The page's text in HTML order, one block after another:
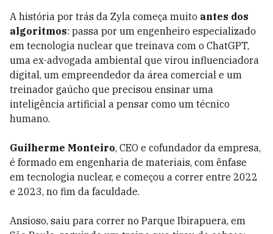
A história por trás da Zyla começa muito antes dos
algoritmos: passa por um engenheiro especializado
em tecnologia nuclear que treinava com o ChatGPT,
uma ex-advogada ambiental que virou influenciadora
digital, um empreendedor da área comercial e um
treinador gaúcho que precisou ensinar uma
inteligência artificial a pensar como um técnico
humano.
Guilherme Monteiro, CEO e cofundador da empresa,
é formado em engenharia de materiais, com ênfase
em tecnologia nuclear, e começou a correr entre 2022
e 2023, no fim da faculdade.
Ansioso, saiu para correr no Parque Ibirapuera, em